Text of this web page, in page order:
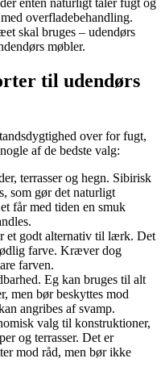
overfladebehandling.
skal bruges – udendørs
møbler.
til udendørs
over for fugt,
af de bedste valg:
terrasser og hegn. Sibirisk
som gør det naturligt
får med tiden en smuk
et godt alternativ til lærk. Det
farve. Kræver dog
farven.
Eg kan bruges til alt
men bør beskyttes mod
angribes af svamp.
valg til konstruktioner,
og terrasser. Det er
mod råd, men bør ikke